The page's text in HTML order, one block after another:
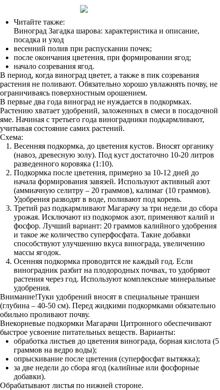
Читайте также:
Виноград Загадка шарова: характеристика и описание,
посадка и уход
весенний полив при распускании почек;
после окончания цветения, при формировании ягод;
начало созревания ягод.
В период, когда виноград цветет, а также в пик созревания
растения не поливают. Обязательно хорошо увлажнять почву, не
ограничиваясь поверхностным орошением.
В первые два года виноград не нуждается в подкормках.
Растению хватает удобрений, заложенных в смеси в посадочной
яме. Начиная с третьего года виноградники подкармливают,
учитывая состояние самих растений.
Схема:
Весенняя подкормка, до цветения кустов. Вносят органику
(навоз, древесную золу). Под куст достаточно 10-20 литров
разведенного коровяка (1:10).
Подкормка после цветения, примерно за 10-12 дней до
начала формирования завязей. Используют активный азот
(аммиачную селитру – 20 граммов), калимаг (10 граммов).
Удобрения разводят в воде, поливают под корень.
Третий раз подкармливают Магарачу за три недели до сбора
урожая. Исключают из подкормок азот, применяют калий и
фосфор. Лучший вариант: 20 граммов калийного удобрения
и такое же количество суперфосфата. Такие добавки
способствуют улучшению вкуса винограда, увеличению
массы ягодок.
Осенняя подкормка проводится не каждый год. Если
виноградник разбит на плодородных почвах, то удобряют
растения через год. Используют комплексные минеральные
удобрения.
Внимание!Туки удобрений вносят в специальные траншеи
(глубина – 40-50 см). Перед жидкими подкормками обязательно
обильно проливают почву.
Внекорневые подкормки Магарачи Цитронного обеспечивают
быстрое усвоение питательных веществ. Варианты:
обработка листьев до цветения винограда, борная кислота (5
граммов на ведро воды);
опрыскивание после цветения (суперфосфат вытяжка);
за две недели до сбора ягод (калийные или фосфорные
добавки).
Обрабатывают листья по нижней стороне.